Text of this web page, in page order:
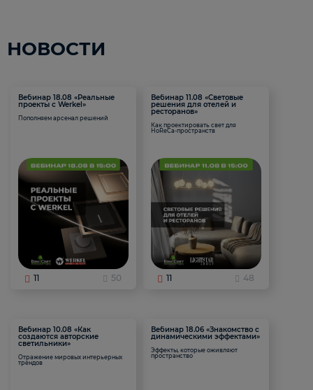
НОВОСТИ
Вебинар 18.08 «Реальные
проекты с Werkel»
Пополняем арсенал решений
11 50
Вебинар 11.08 «Световые
решения для отелей и
ресторанов»
Как проектировать свет для
HoReCa-пространств
11 48
Вебинар 10.08 «Как
создаются авторские
светильники»
Отражение мировых интерьерных
трендов
Вебинар 18.06 «Знакомство с
динамическими эффектами»
Эффекты, которые оживляют
пространство